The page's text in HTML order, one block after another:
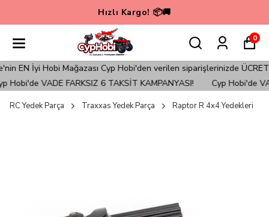
Hızlı Kargo! 📦🚚
0
İyi Hobi Mağazası Cyp Hobi'den verilen siparişlerinizde ÜCRETSİZ
VADE FARKSIZ 6 TAKSİT KAMPANYASI!
Cyp Hobi'de
RC Yedek Parça Traxxas Yedek Parça Raptor R 4x4 Yedekleri